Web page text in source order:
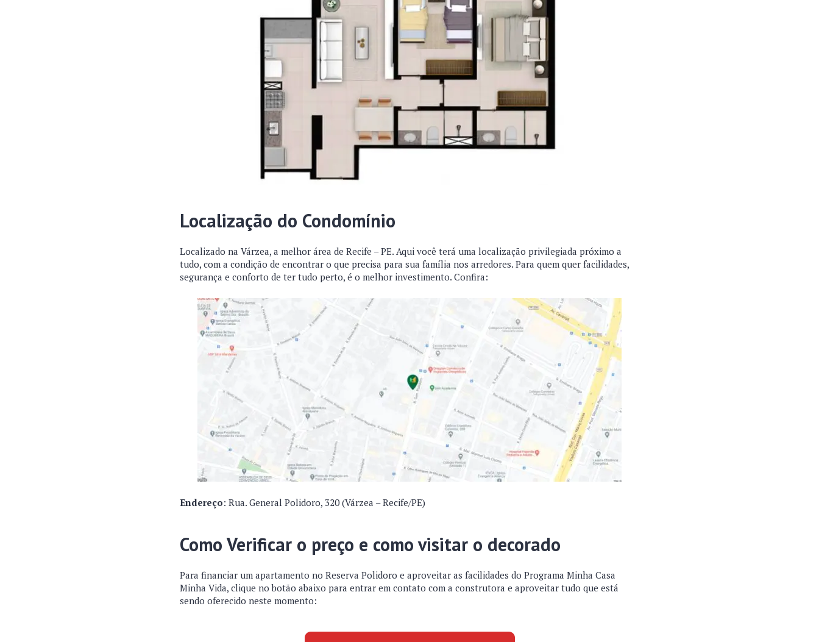
Localização do Condomínio
Localizado na Várzea, a melhor área de Recife – PE. Aqui você terá uma localização privilegiada próximo a
tudo, com a condição de encontrar o que precisa para sua família nos arredores. Para quem quer facilidades,
segurança e conforto de ter tudo perto, é o melhor investimento. Confira:
Endereço: Rua. General Polidoro, 320 (Várzea – Recife/PE)
Como Verificar o preço e como visitar o decorado
Para financiar um apartamento no Reserva Polidoro e aproveitar as facilidades do Programa Minha Casa
Minha Vida, clique no botão abaixo para entrar em contato com a construtora e aproveitar tudo que está
sendo oferecido neste momento: